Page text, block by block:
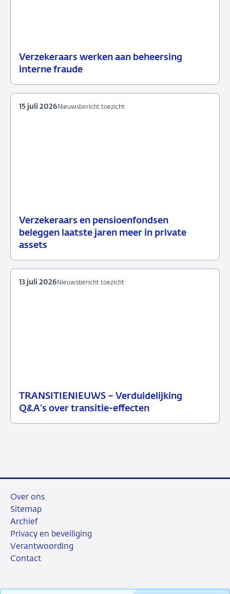
Verzekeraars werken aan beheersing
interne fraude
24
Nieuwsbericht
Verzekeraars en pensioenfondsen
beleggen laatste jaren meer in private
assets
15
juli
Nieuwsbericht
toezicht
Nieuwsbericht toezicht
15 juli 2026
TRANSITIENIEUWS – Verduidelijking
Q&A’s over transitie-effecten
13
Nieuwsbericht
Nieuwsbericht toezicht
13 juli 2026
Over ons
Sitemap
Archief
Privacy en beveiliging
Verantwoording
Contact